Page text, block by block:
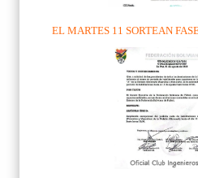
EL MARTES 11 SORTEAN